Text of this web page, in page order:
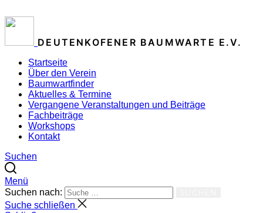
DEUTENKOFENER BAUMWARTE E.V.
Startseite
Über den Verein
Baumwartfinder
Aktuelles & Termine
Vergangene Veranstaltungen und Beiträge
Fachbeiträge
Workshops
Kontakt
Suchen
Menü
Suchen nach:
Suche schließen